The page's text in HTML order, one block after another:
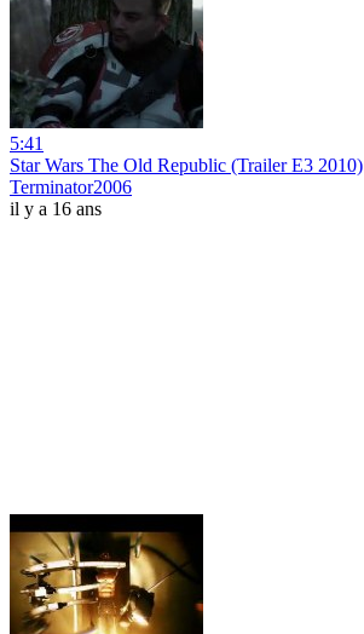
5:41
Star Wars The Old Republic (Trailer E3 2010)
Terminator2006
il y a 16 ans